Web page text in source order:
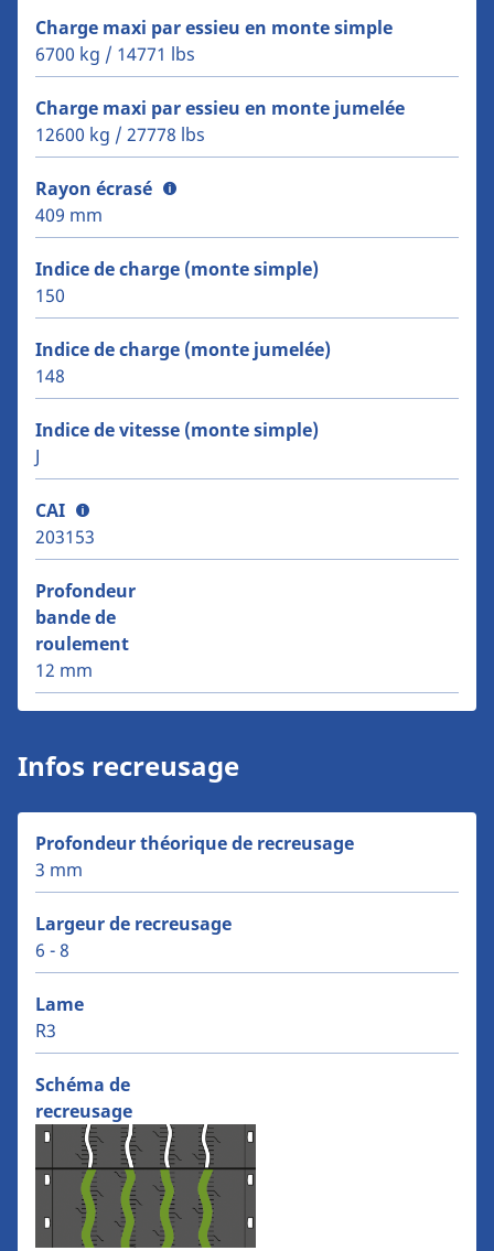
Charge maxi par essieu en monte simple
6700 kg / 14771 lbs
Charge maxi par essieu en monte jumelée
12600 kg / 27778 lbs
Rayon écrasé
409 mm
Indice de charge (monte simple)
150
Indice de charge (monte jumelée)
148
Indice de vitesse (monte simple)
J
CAI
203153
Profondeur
bande de
roulement
12 mm
Infos recreusage
Profondeur théorique de recreusage
3 mm
Largeur de recreusage
6 - 8
Lame
R3
Schéma de
recreusage